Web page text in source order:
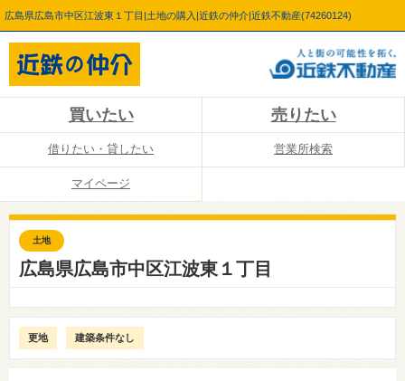
広島県広島市中区江波東１丁目|土地の購入|近鉄の仲介|近鉄不動産(74260124)
買いたい 売りたい
借りたい・貸したい 営業所検索
マイページ
土地
広島県広島市中区江波東１丁目
更地 建築条件なし